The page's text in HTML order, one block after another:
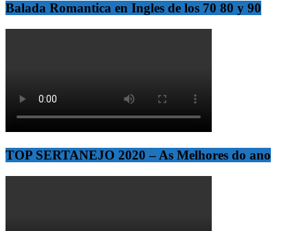
Balada Romantica en Ingles de los 70 80 y 90
TOP SERTANEJO 2020 – As Melhores do ano